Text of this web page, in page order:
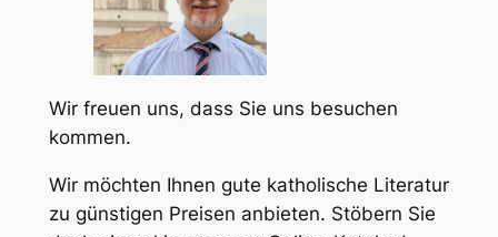
Wir freuen uns, dass Sie uns besuchen
kommen.
Wir möchten Ihnen gute katholische Literatur
zu günstigen Preisen anbieten. Stöbern Sie